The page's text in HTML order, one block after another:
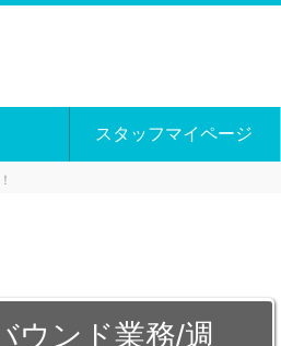
スタッフマイページ
ウンド業務/週